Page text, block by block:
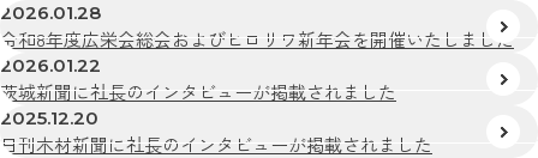
2026.01.28
令和8年度広栄会総会およびヒロサワ新年会を開催いたしました
2026.01.22
茨城新聞に社長のインタビューが掲載されました
2025.12.20
日刊木材新聞に社長のインタビューが掲載されました